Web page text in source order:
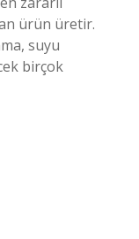
ürün üretir.
suyu
birçok